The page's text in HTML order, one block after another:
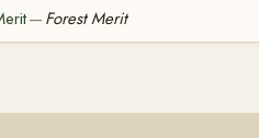
— Forest Merit